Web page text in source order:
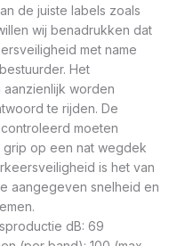
de juiste labels zoals
wij benadrukken dat
met name
Het
worden
te rijden. De
moeten
op een nat wegdek
is het van
aangegeven snelheid en
dB: 69